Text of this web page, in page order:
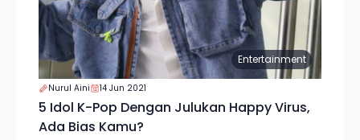
Entertainment
Nurul Aini 14 Jun 2021
5 Idol K-Pop Dengan Julukan Happy Virus,
Ada Bias Kamu?